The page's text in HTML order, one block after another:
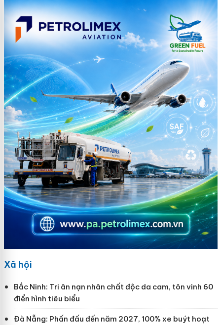
Xã hội
Bắc Ninh: Tri ân nạn nhân chất độc da cam, tôn vinh 60
điển hình tiêu biểu
Đà Nẵng: Phấn đấu đến năm 2027, 100% xe buýt hoạt